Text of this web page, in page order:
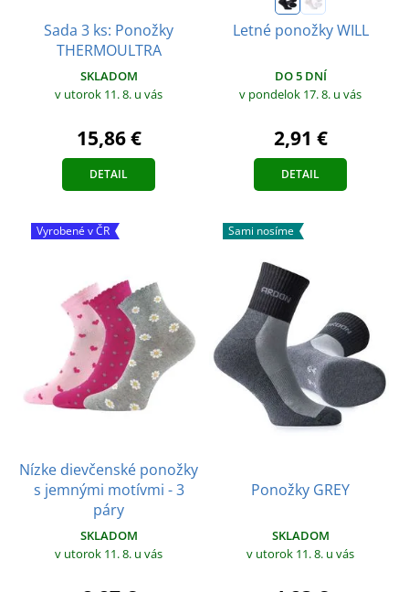
Sada 3 ks: Ponožky
THERMOULTRA
SKLADOM
v utorok 11. 8. u vás
15,86 €
DETAIL
Letné ponožky WILL
DO 5 DNÍ
v pondelok 17. 8. u vás
2,91 €
DETAIL
Vyrobené v ČR
Nízke dievčenské ponožky
s jemnými motívmi - 3
páry
SKLADOM
v utorok 11. 8. u vás
Sami nosíme
Ponožky GREY
SKLADOM
v utorok 11. 8. u vás